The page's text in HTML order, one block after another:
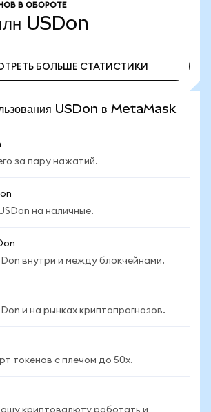
В ОБОРОТЕ
USDon
БОЛЬШЕ СТАТИСТИКИ
USDon в MetaMask
за пару нажатий.
на наличные.
внутри и между блокчейнами.
и на рынках криптопрогнозов.
токенов с плечом до 50x.
криптовалюту работать и